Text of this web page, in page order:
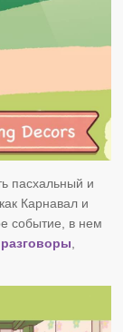
пасхальный и
Карнавал и
событие, в нем
,